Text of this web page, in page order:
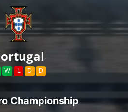
W L D D
Championship